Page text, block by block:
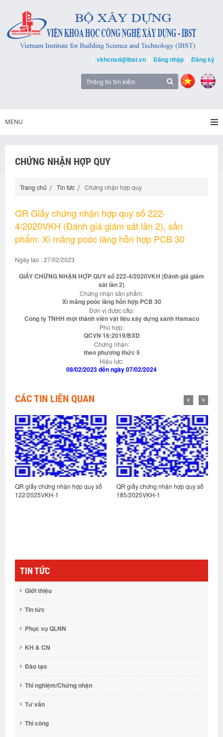
vkhcnxd@ibst.vn Đăng nhập Đăng ký
MENU
CHỨNG NHẬN HỢP QUY
Trang chủ Tin tức Chứng nhận hợp quy
QR Giấy chứng nhận hợp quy số 222-
4/2020VKH (Đánh giá giám sát lần 2), sản
phẩm: Xi măng poóc lăng hỗn hợp PCB 30
Ngày tạo : 27/02/2023
GIẤY CHỨNG NHẬN HỢP QUY số 222-4/2020VKH (Đánh giá giám
sát lần 2)
Chứng nhận sản phẩm:
Xi măng poóc lăng hỗn hợp PCB 30
Đơn vị được cấp:
Công ty TNHH một thành viên vật liệu xây dựng xanh Hamaco
Phù hợp:
QCVN 16:2019/BXD
Chứng nhận:
theo phương thức 5
Hiệu lực:
08/02/2023 đến ngày 07/02/2024
CÁC TIN LIÊN QUAN
QR giấy chứng nhận hợp quy số
122/2025VKH-1
QR giấy chứng nhận hợp quy số
185/2025VKH-1
TIN TỨC
Giới thiệu
Tin tức
Phục vụ QLNN
KH & CN
Đào tạo
Thí nghiệm/Chứng nhận
Tư vấn
Thi công